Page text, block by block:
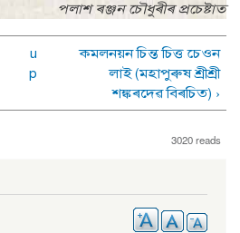
পলাশ ৰঞ্জন চৌধুৰীৰ প্ৰচেষ্টাত
u
p
কমলনয়ন চিন্ত চিত্ত চেওন
লাই (মহাপুৰুষ শ্ৰীশ্ৰী
শঙ্কৰদেৱ বিৰচিত) ›
3020 reads